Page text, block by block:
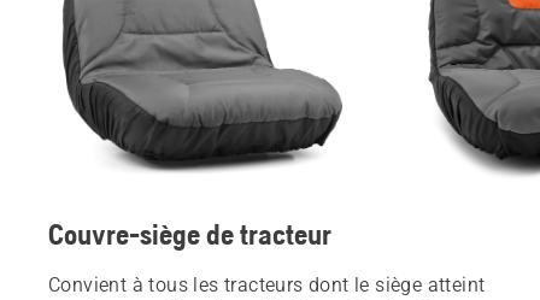
Couvre-siège de tracteur
Convient à tous les tracteurs dont le siège atteint